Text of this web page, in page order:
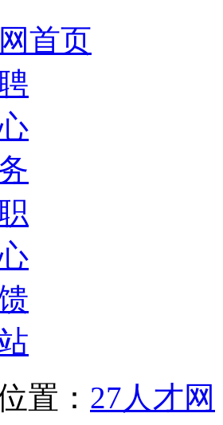
首页
置： 27人才网